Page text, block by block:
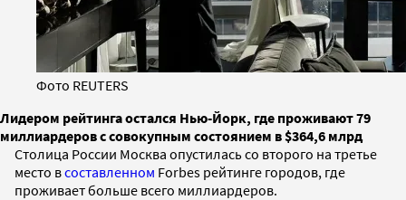
Фото REUTERS
Лидером рейтинга остался Нью-Йорк, где проживают 79
миллиардеров с совокупным состоянием в $364,6 млрд
Столица России Москва опустилась со второго на третье
место всоставленном Forbes рейтинге городов, где
проживает больше всего миллиардеров.